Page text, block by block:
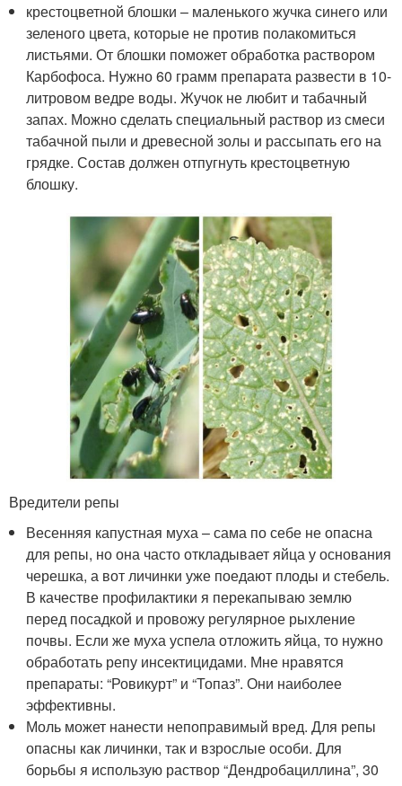
крестоцветной блошки – маленького жучка синего или
зеленого цвета, которые не против полакомиться
листьями. От блошки поможет обработка раствором
Карбофоса. Нужно 60 грамм препарата развести в 10-
литровом ведре воды. Жучок не любит и табачный
запах. Можно сделать специальный раствор из смеси
табачной пыли и древесной золы и рассыпать его на
грядке. Состав должен отпугнуть крестоцветную
блошку.
Вредители репы
Весенняя капустная муха – сама по себе не опасна
для репы, но она часто откладывает яйца у основания
черешка, а вот личинки уже поедают плоды и стебель.
В качестве профилактики я перекапываю землю
перед посадкой и провожу регулярное рыхление
почвы. Если же муха успела отложить яйца, то нужно
обработать репу инсектицидами. Мне нравятся
препараты: “Ровикурт” и “Топаз”. Они наиболее
эффективны.
Моль может нанести непоправимый вред. Для репы
опасны как личинки, так и взрослые особи. Для
борьбы я использую раствор “Дендробациллина”, 30